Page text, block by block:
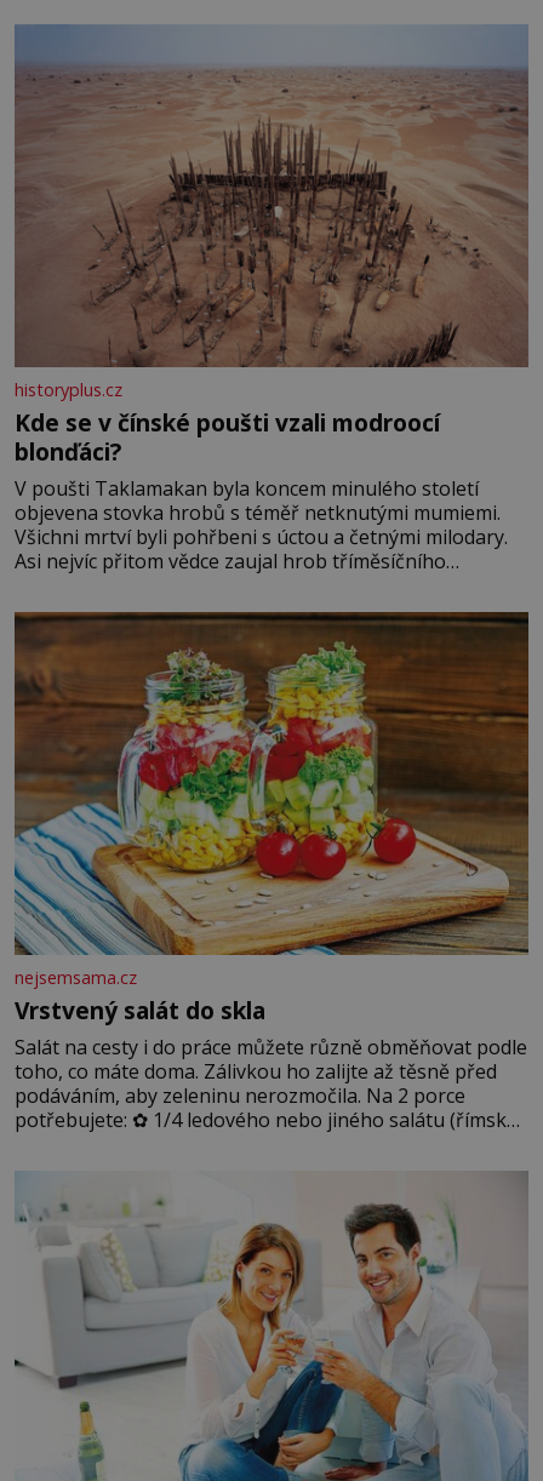
historyplus.cz
Kde se v čínské poušti vzali modroocí
blonďáci?
V poušti Taklamakan byla koncem minulého století
objevena stovka hrobů s téměř netknutými mumiemi.
Všichni mrtví byli pohřbeni s úctou a četnými milodary.
Asi nejvíc přitom vědce zaujal hrob tříměsíčního
blonďaté vlásky. Fakt, že jsou těla dávných lidí nesmírně
dobře zachovalá, přičítají odborníci zdejším klimatickým
podmínkám. Sucho, prosolené písky a extrémně
nejsemsama.cz
Vrstvený salát do skla
Salát na cesty i do práce můžete různě obměňovat podle
toho, co máte doma. Zálivkou ho zalijte až těsně před
podáváním, aby zeleninu nerozmočila. Na 2 porce
potřebujete: ✿ 1/4 ledového nebo jiného salátu (římský
okurky ✿ 2 rajčata Zálivka: ✿ 4 lžíce olivového oleje ✿ 1
lžíci citronové šťávy ✿ ½ stroužku